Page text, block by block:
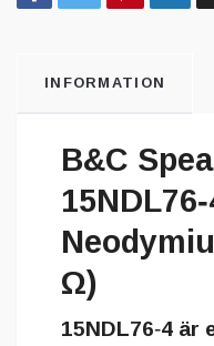
INFORMATION
B&C
Ω)
15NDL76‑4